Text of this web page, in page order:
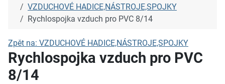
VZDUCHOVÉ HADICE,NÁSTROJE,SPOJKY
Rychlospojka vzduch pro PVC 8/14
Zpět na: VZDUCHOVÉ HADICE,NÁSTROJE,SPOJKY
Rychlospojka vzduch pro PVC
8/14